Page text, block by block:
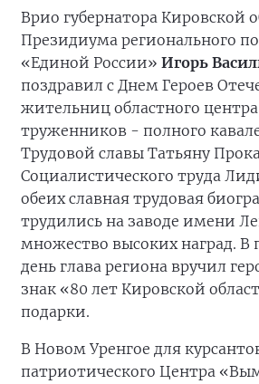
Врио губернатора Кировской
Президиума регионального
«Единой России» Игорь
поздравил с Днем Героев
жительниц областного
труженников - полного
Трудовой славы Татьяну
Социалистического труда
обеих славная трудовая
трудились на заводе имени
множество высоких наград. В
день глава региона вручил
знак «80 лет Кировской
подарки.
В Новом Уренгое для
патриотического Центра